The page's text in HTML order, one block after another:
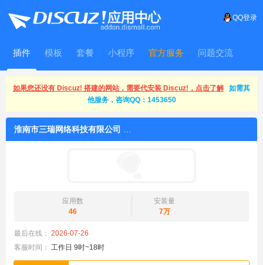
QQ登录
插件 模板 套餐 小程序 官方服务 问题交流
WitFrame
如果您还没有 Discuz! 搭建的网站，需要代安装 Discuz!，点击了解
如需其
他服务，咨询QQ：1453650
淮南市三瑞网络科技有限公司
应用数
46
安装量
7万
最后在线： 2026-07-26
客服时间： 工作日 9时~18时